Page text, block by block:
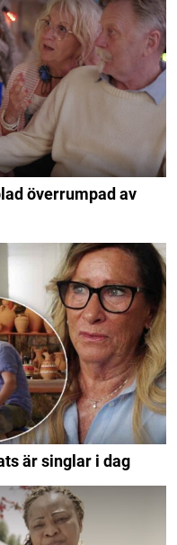
överrumpad av
är singlar i dag